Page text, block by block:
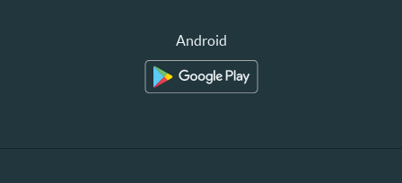
Android